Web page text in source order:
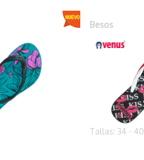
Besos
Tallas: 34 - 40